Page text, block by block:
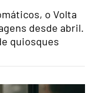
o Volta
desde abril.
quiosques